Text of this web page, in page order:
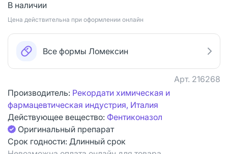
В наличии
Цена действительна при оформлении онлайн
Все формы Ломексин
Арт. 216268
Производитель: Рекордати химическая и
фармацевтическая индустрия, Италия
Действующее вещество: Фентиконазол
Оригинальный препарат
Срок годности: Длинный срок